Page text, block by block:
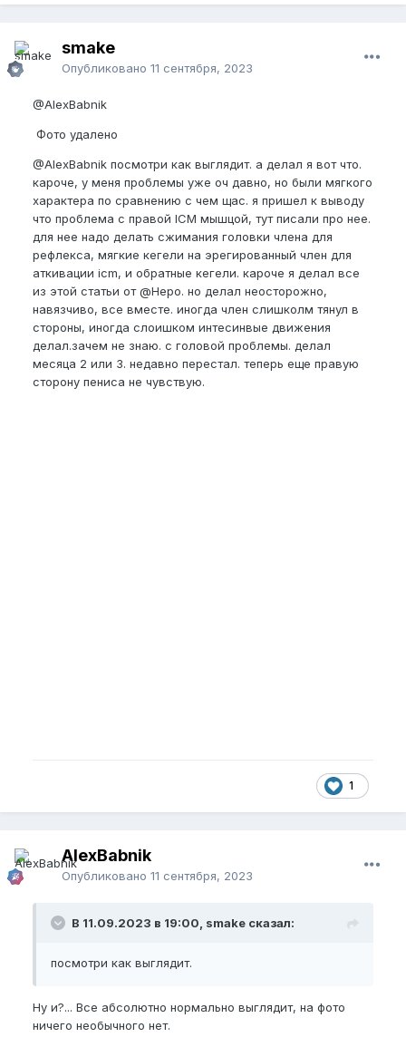
smake
Опубликовано 11 сентября, 2023
@AlexBabnik
Фото удалено
@AlexBabnik посмотри как выглядит. а делал я вот что.
кароче, у меня проблемы уже оч давно, но были мягкого
характера по сравнению с чем щас. я пришел к выводу
что проблема с правой ICM мышцой, тут писали про нее.
для нее надо делать сжимания головки члена для
рефлекса, мягкие кегели на эрегированный член для
аткивации icm, и обратные кегели. кароче я делал все
из этой статьи от@Нерo. но делал неосторожно,
навязчиво, все вместе. иногда член слишколм тянул в
стороны, иногда слоишком интесинвые движения
делал.зачем не знаю. с головой проблемы. делал
месяца 2 или 3. недавно перестал. теперь еще правую
сторону пениса не чувствую.
1
AlexBabnik
Опубликовано 11 сентября, 2023
В 11.09.2023 в 19:00, smake сказал:
посмотри как выглядит.
Ну и?... Все абсолютно нормально выглядит, на фото
ничего необычного нет.